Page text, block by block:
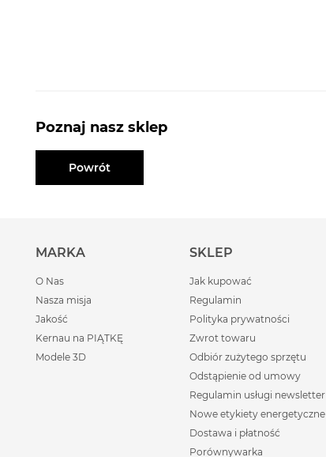
Poznaj nasz sklep
Powrót
MARKA
O Nas
Nasza misja
Jakość
Kernau na PIĄTKĘ
Modele 3D
SKLEP
Jak kupować
Regulamin
Polityka prywatności
Zwrot towaru
Odbiór zużytego sprzętu
Odstąpienie od umowy
Regulamin usługi newsletter
Nowe etykiety energetyczne
Dostawa i płatność
Porównywarka